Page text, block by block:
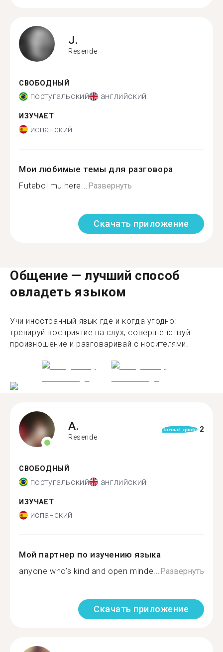
J.
Resende
СВОБОДНЫЙ
португальский английский
ИЗУЧАЕТ
испанский
Мои любимые темы для разговора
Futebol mulhere... Развернуть
Скачать приложение
Общение — лучший способ
овладеть языком
Учи иностранный язык где и когда угодно:
тренируй восприятие на слух, совершенствуй
произношение и разговаривай с носителями.
A.
Resende
format_quote 2
СВОБОДНЫЙ
португальский английский
ИЗУЧАЕТ
испанский
Мой партнер по изучению языка
anyone who’s kind and open minde...Развернуть
Скачать приложение